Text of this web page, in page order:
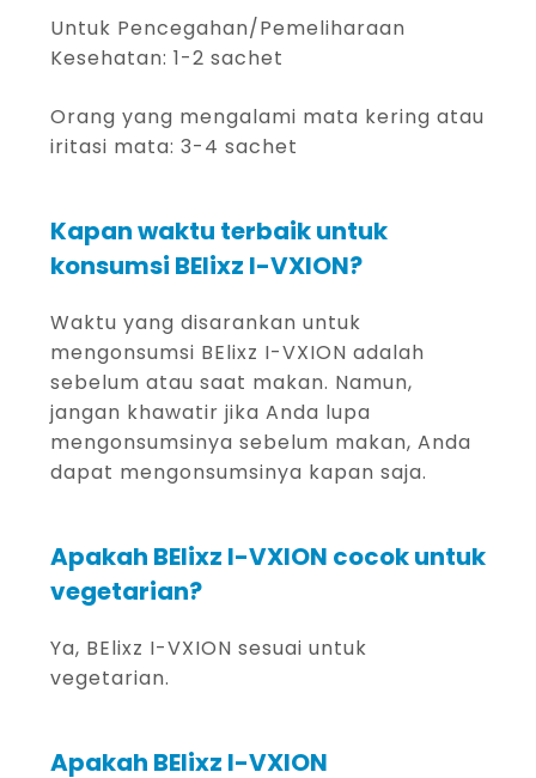
Untuk Pencegahan/Pemeliharaan
Kesehatan: 1-2 sachet
Orang yang mengalami mata kering atau
iritasi mata: 3-4 sachet
Kapan waktu terbaik untuk
konsumsi BElixz I-VXION?
Waktu yang disarankan untuk
mengonsumsi BElixz I-VXION adalah
sebelum atau saat makan. Namun,
jangan khawatir jika Anda lupa
mengonsumsinya sebelum makan, Anda
dapat mengonsumsinya kapan saja.
Apakah BElixz I-VXION cocok untuk
vegetarian?
Ya, BElixz I-VXION sesuai untuk
vegetarian.
Apakah BElixz I-VXION